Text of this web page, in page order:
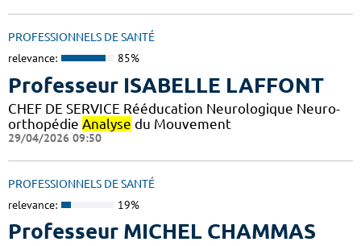
PROFESSIONNELS DE SANTÉ
relevance: 85%
Professeur ISABELLE LAFFONT
CHEF DE SERVICE Rééducation Neurologique Neuro-
orthopédie Analyse du Mouvement
29/04/2026 09:50
PROFESSIONNELS DE SANTÉ
relevance: 19%
Professeur MICHEL CHAMMAS